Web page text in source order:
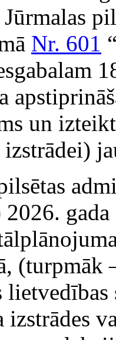
Nr. 601
un
(turpmāk
izstrādes